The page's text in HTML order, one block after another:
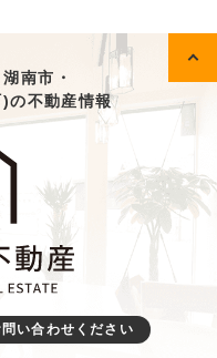
南市・
の不動産情報
い合わせください